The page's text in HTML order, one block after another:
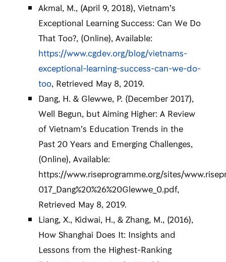
Akmal, M., (April 9, 2018), Vietnam’s
Exceptional Learning Success: Can We Do
That Too?, (Online), Available:
https://www.cgdev.org/blog/vietnams-
exceptional-learning-success-can-we-do-
too, Retrieved May 8, 2019.
Dang, H. & Glewwe, P. (December 2017),
Well Begun, but Aiming Higher: A Review
of Vietnam’s Education Trends in the
Past 20 Years and Emerging Challenges,
(Online), Available:
https://www.riseprogramme.org/sites/
017_Dang%20%26%20Glewwe_0.pdf,
Retrieved May 8, 2019.
Liang, X., Kidwai, H., & Zhang, M., (2016),
How Shanghai Does It: Insights and
Lessons from the Highest-Ranking